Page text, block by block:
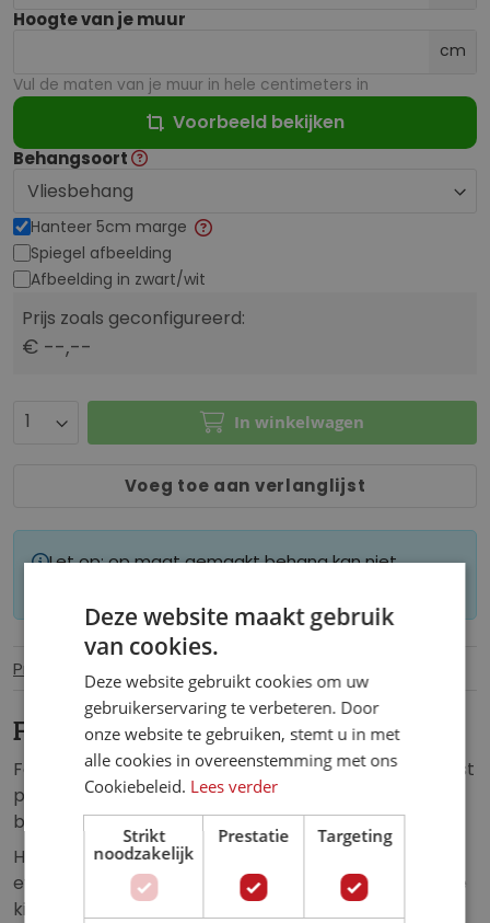
Hoogte van je muur
cm
Vul de maten van je muur in hele centimeters in
Voorbeeld bekijken
Behangsoort
Hanteer 5cm marge
Spiegel afbeelding
Afbeelding in zwart/wit
Prijs zoals geconfigureerd:
€ --,--
In winkelwagen
Voeg toe aan verlanglijst
Let op: op maat gemaakt behang kan niet
Productinformatie
Fotobehang Toverfee en Vlinders
Fotobehang van de toverfee die met haar toverkunst
prachtige vlinders en bloemetjes je kinderkamer
binnen blaast.
Het fotobehang van de toverfee is een echte
eyecatcher en zorgt voor een unieke uitstraling in de
kinderkamer.
Deze website maakt gebruik
van cookies.
Deze website gebruikt cookies om uw
gebruikerservaring te verbeteren. Door
onze website te gebruiken, stemt u in met
alle cookies in overeenstemming met ons
Cookiebeleid. Lees verder
Strikt
noodzakelijk
Prestatie Targeting